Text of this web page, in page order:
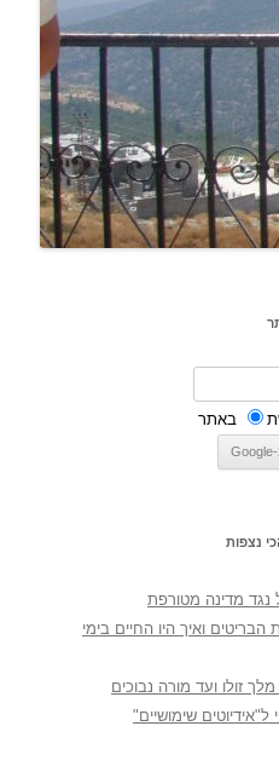
באתר
נצפות
נגד מדינה מטורפת
ואיך היו החיים בימי
מלך זולו ועד מורה נבוכים
ל"אידיוטים שימושיים"